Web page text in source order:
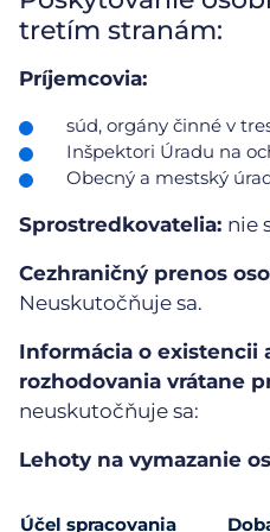
tretím stranám:
Príjemcovia:
súd, orgány činné v
Inšpektori Úradu na
Obecný a mestský
Sprostredkovatelia: nie
Cezhraničný prenos
Neuskutočňuje sa.
Informácia o existencii
rozhodovania vrátane
neuskutočňuje sa:
Lehoty na vymazanie
Účel spracovania